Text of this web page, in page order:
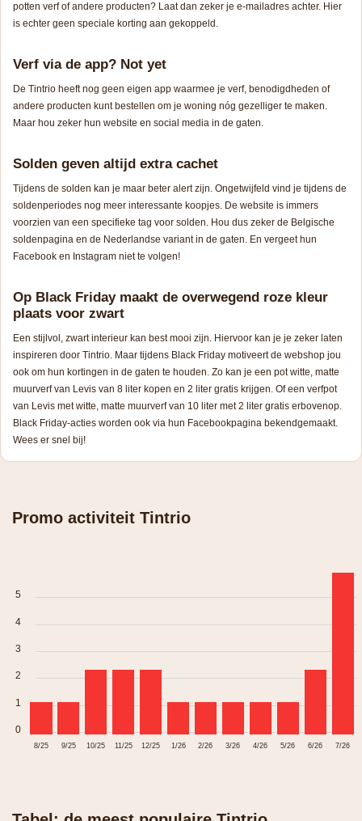
potten verf of andere producten? Laat dan zeker je e-mailadres achter. Hier
is echter geen speciale korting aan gekoppeld.
Verf via de app? Not yet
De Tintrio heeft nog geen eigen app waarmee je verf, benodigdheden of
andere producten kunt bestellen om je woning nóg gezelliger te maken.
Maar hou zeker hun website en social media in de gaten.
Solden geven altijd extra cachet
Tijdens de solden kan je maar beter alert zijn. Ongetwijfeld vind je tijdens de
soldenperiodes nog meer interessante koopjes. De website is immers
voorzien van een specifieke tag voor solden. Hou dus zeker de Belgische
soldenpagina en de Nederlandse variant in de gaten. En vergeet hun
Facebook en Instagram niet te volgen!
Op Black Friday maakt de overwegend roze kleur
plaats voor zwart
Een stijlvol, zwart interieur kan best mooi zijn. Hiervoor kan je je zeker laten
inspireren door Tintrio. Maar tijdens Black Friday motiveert de webshop jou
ook om hun kortingen in de gaten te houden. Zo kan je een pot witte, matte
muurverf van Levis van 8 liter kopen en 2 liter gratis krijgen. Of een verfpot
van Levis met witte, matte muurverf van 10 liter met 2 liter gratis erbovenop.
Black Friday-acties worden ook via hun Facebookpagina bekendgemaakt.
Wees er snel bij!
Promo activiteit Tintrio
5
4
3
2
1
0
8/25 9/25 10/25 11/25 12/25 1/26 2/26 3/26 4/26 5/26 6/26 7/26